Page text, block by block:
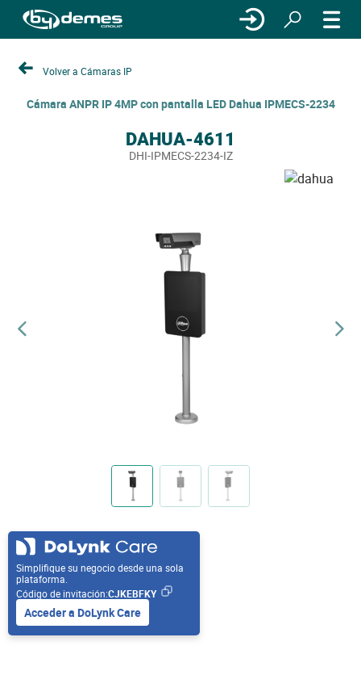
Volver a Cámaras IP
Cámara ANPR IP 4MP con pantalla LED Dahua IPMECS-2234
DAHUA-4611
DHI-IPMECS-2234-IZ
Simplifique su negocio desde una sola
plataforma.
Código de invitación:CJKEBFKY
Acceder a DoLynk Care